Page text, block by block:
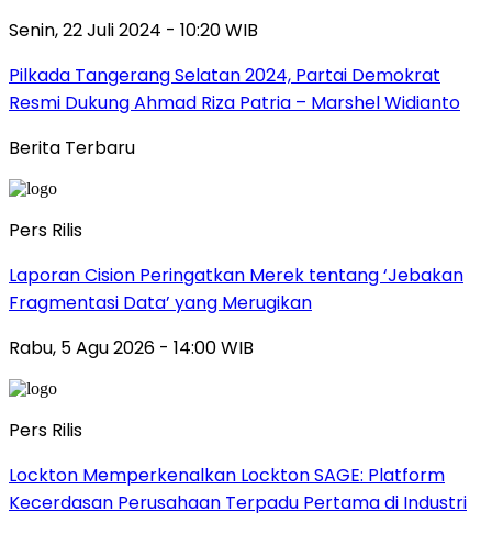
Senin, 22 Juli 2024 - 10:20 WIB
Pilkada Tangerang Selatan 2024, Partai Demokrat
Resmi Dukung Ahmad Riza Patria – Marshel Widianto
Berita Terbaru
Pers Rilis
Laporan Cision Peringatkan Merek tentang ‘Jebakan
Fragmentasi Data’ yang Merugikan
Rabu, 5 Agu 2026 - 14:00 WIB
Pers Rilis
Lockton Memperkenalkan Lockton SAGE: Platform
Kecerdasan Perusahaan Terpadu Pertama di Industri